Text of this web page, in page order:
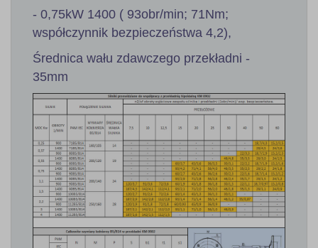
- 0,75kW 1400 ( 93obr/min; 71Nm;
współczynnik bezpieczeństwa 4,2),
Średnica wału zdawczego przekładni -
35mm